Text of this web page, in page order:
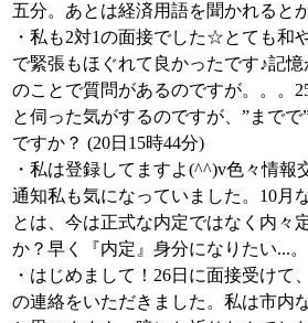
五分。あとは経済用語を聞かれると
・私も2対1の面接でした☆とても和
で緊張もほぐれて良かったです♪記
のことで質問があるのですが。。。
と伺った気がするのですが、”まで
ですか？ (20日15時44分)
・私は登録してますよ(^^)v色々情
通知私も気になっていました。10月
とは、今は正式な内定ではなく内々
か？早く『内定』身分になりたい...
・はじめまして！26日に面接受けて
の連絡をいただきました。私は市内